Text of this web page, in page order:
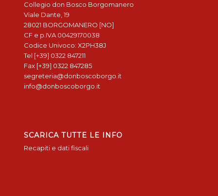
Collegio don Bosco Borgomanero
Viale Dante, 19
28021 BORGOMANERO [NO]
CF e p.IVA 00429170038
Codice Univoco: X2PH38J
Tel [+39] 0322 847211
Fax [+39] 0322 847285
segreteria@donboscoborgo.it
info@donboscoborgo.it
SCARICA TUTTE LE INFO
Recapiti e dati fiscali